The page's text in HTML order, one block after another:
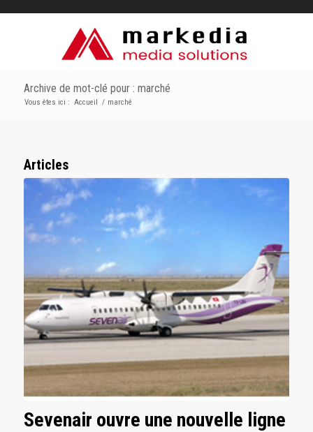
Archive de mot-clé pour : marché
Vous êtes ici : Accueil / marché
Articles
Sevenair ouvre une nouvelle ligne